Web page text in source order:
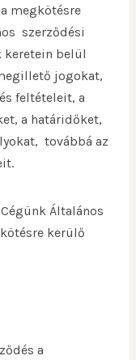
megkötésre
szerződési
keretein belül
jogokat,
feltételeit, a
a határidőket,
továbbá az
Általános
kerülő
a